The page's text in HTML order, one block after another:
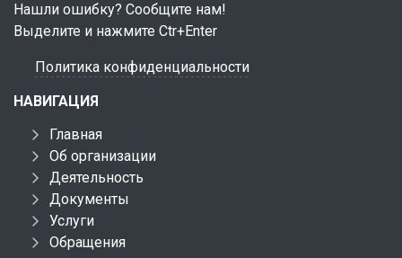
Нашли ошибку? Сообщите нам!
Выделите и нажмите Ctr+Enter
Политика конфиденциальности
НАВИГАЦИЯ
Главная
Об организации
Деятельность
Документы
Услуги
Обращения